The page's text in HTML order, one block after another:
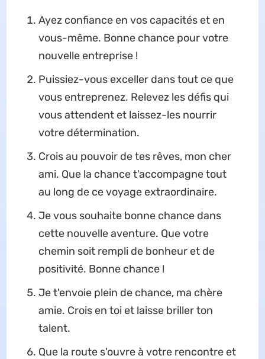
Ayez confiance en vos capacités et en
vous-même. Bonne chance pour votre
nouvelle entreprise !
Puissiez-vous exceller dans tout ce que
vous entreprenez. Relevez les défis qui
vous attendent et laissez-les nourrir
votre détermination.
Crois au pouvoir de tes rêves, mon cher
ami. Que la chance t'accompagne tout
au long de ce voyage extraordinaire.
Je vous souhaite bonne chance dans
cette nouvelle aventure. Que votre
chemin soit rempli de bonheur et de
positivité. Bonne chance !
Je t'envoie plein de chance, ma chère
amie. Crois en toi et laisse briller ton
talent.
Que la route s'ouvre à votre rencontre et